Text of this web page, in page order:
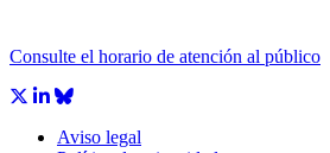
Consulte el horario de atención al público
Aviso legal